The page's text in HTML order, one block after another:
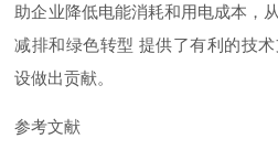
助企业降低电能消耗和用电成本，
减排和绿色转型 提供了有利的技
设做出贡献。
参考文献